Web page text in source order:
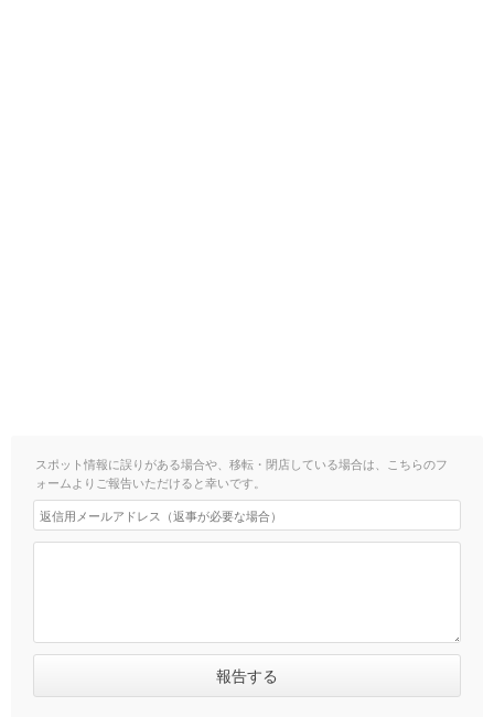
スポット情報に誤りがある場合や、移転・閉店している場合は、こちらのフ
ォームよりご報告いただけると幸いです。